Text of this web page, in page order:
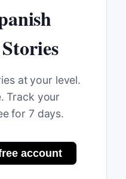
at your level.
Track your
for 7 days.
account